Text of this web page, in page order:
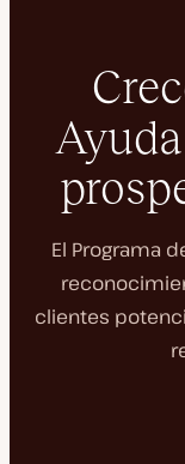
El Programa
clientes